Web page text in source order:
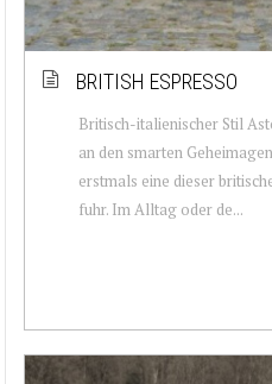
BRITISH ESPRESSO
Britisch-italienischer Stil
an den smarten
erstmals eine dieser
fuhr. Im Alltag oder de...